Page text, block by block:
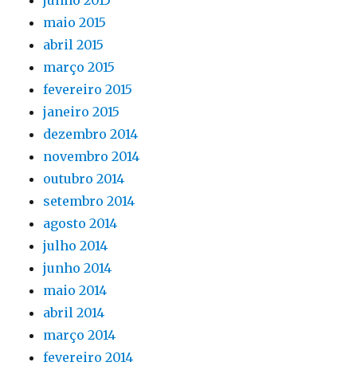
maio 2015
abril 2015
março 2015
fevereiro 2015
janeiro 2015
dezembro 2014
novembro 2014
outubro 2014
setembro 2014
agosto 2014
julho 2014
junho 2014
maio 2014
abril 2014
março 2014
fevereiro 2014